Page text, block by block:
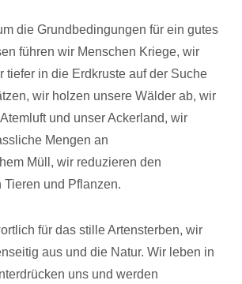
die Grundbedingungen für ein gutes
führen wir Menschen Kriege, wir
tiefer in die Erdkruste auf der Suche
wir holzen unsere Wälder ab, wir
und unser Ackerland, wir
Mengen an
Müll, wir reduzieren den
Tieren und Pflanzen.
für das stille Artensterben, wir
aus und die Natur. Wir leben in
uns und werden